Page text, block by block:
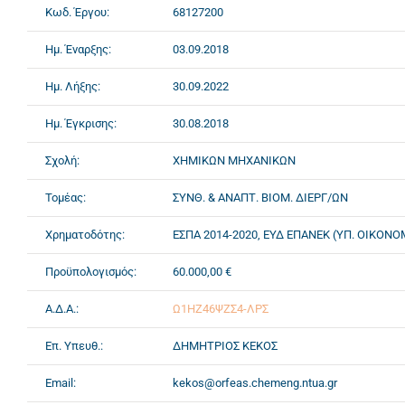
Κωδ. Έργου: 68127200
Ημ. Έναρξης: 03.09.2018
Ημ. Λήξης: 30.09.2022
Ημ. Έγκρισης: 30.08.2018
Σχολή: ΧΗΜΙΚΩΝ ΜΗΧΑΝΙΚΩΝ
Τομέας: ΣΥΝΘ. & ΑΝΑΠΤ. ΒΙΟΜ. ΔΙΕΡΓ/ΩΝ
Χρηματοδότης: ΕΣΠΑ 2014-2020, ΕΥΔ ΕΠΑΝΕΚ (ΥΠ.
Προϋπολογισμός: 60.000,00 €
Α.Δ.Α.: Ω1ΗΖ46ΨΖΣ4-ΛΡΣ
Επ. Υπευθ.: ΔΗΜΗΤΡΙΟΣ ΚΕΚΟΣ
Email: kekos@orfeas.chemeng.ntua.gr